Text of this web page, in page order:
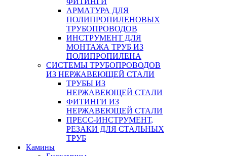
АРМАТУРА ДЛЯ
ПОЛИПРОПИЛЕНОВЫХ
ТРУБОПРОВОДОВ
ИНСТРУМЕНТ ДЛЯ
МОНТАЖА ТРУБ ИЗ
ПОЛИПРОПИЛЕНА
СИСТЕМЫ ТРУБОПРОВОДОВ
ИЗ НЕРЖАВЕЮЩЕЙ СТАЛИ
ТРУБЫ ИЗ
НЕРЖАВЕЮЩЕЙ СТАЛИ
ФИТИНГИ ИЗ
НЕРЖАВЕЮЩЕЙ СТАЛИ
ПРЕСС-ИНСТРУМЕНТ,
РЕЗАКИ ДЛЯ СТАЛЬНЫХ
ТРУБ
Камины